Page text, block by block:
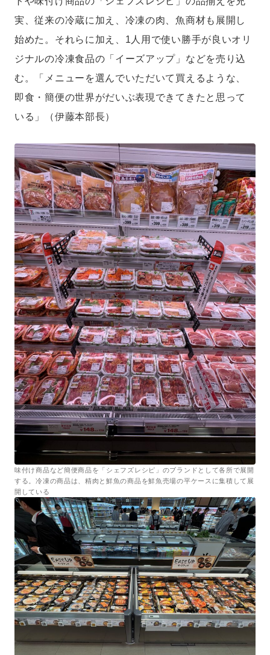
実、従来の冷蔵に加え、冷凍の肉、魚商材も展開し
始めた。それらに加え、1人用で使い勝手が良いオリ
ジナルの冷凍食品の「イーズアップ」などを売り込
む。「メニューを選んでいただいて買えるような、
即食・簡便の世界がだいぶ表現できてきたと思って
いる」（伊藤本部長）
味付け商品など簡便商品を「シェフズレシピ」のブランドとして各所で展開
する。冷凍の商品は、精肉と鮮魚の商品を鮮魚売場の平ケースに集積して展
開している